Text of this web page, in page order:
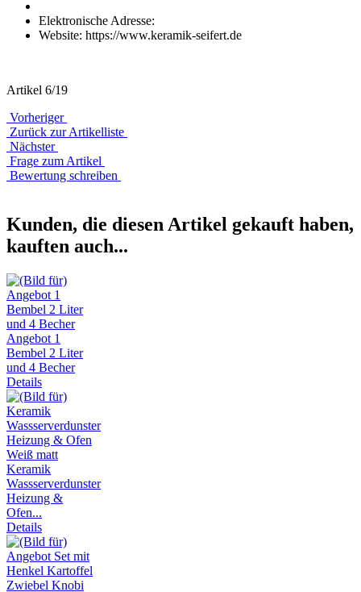
Elektronische Adresse:
Website: https://www.keramik-seifert.de
Artikel 6/19
Vorheriger
Zurück zur Artikelliste
Nächster
Frage zum Artikel
Bewertung schreiben
Kunden, die diesen Artikel gekauft haben,
kauften auch...
Angebot 1
Bembel 2 Liter
und 4 Becher
Details
Keramik
Wassserverdunster
Heizung &
Ofen...
Details